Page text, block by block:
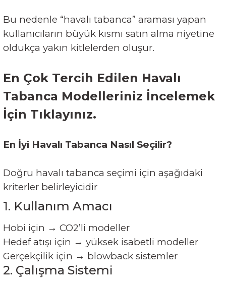
Bu nedenle “havalı tabanca” araması yapan
kullanıcıların büyük kısmı satın alma niyetine
oldukça yakın kitlelerden oluşur.
En Çok Tercih Edilen Havalı
Tabanca Modelleriniz İncelemek
İçin Tıklayınız.
En İyi Havalı Tabanca Nasıl Seçilir?
Doğru havalı tabanca seçimi için aşağıdaki
kriterler belirleyicidir
1. Kullanım Amacı
Hobi için → CO2’li modeller
Hedef atışı için → yüksek isabetli modeller
Gerçekçilik için → blowback sistemler
2. Çalışma Sistemi